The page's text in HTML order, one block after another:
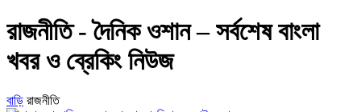
রাজনীতি - দৈনিক ওশান – সর্বশেষ বাংলা
খবর ও ব্রেকিং নিউজ
বাড়ি রাজনীতি